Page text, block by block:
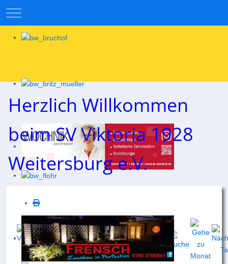
Mobile Menu Toggle
Herzlich Willkommen
beim SV Viktoria 1928
Weitersburg e.V.